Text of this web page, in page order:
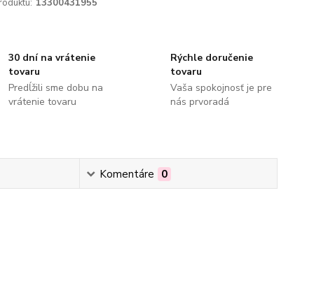
13300431955
30 dní na vrátenie
tovaru
Predĺžili sme dobu na
vrátenie tovaru
Rýchle doručenie
tovaru
Vaša spokojnosť je pre
nás prvoradá
Komentáre 0